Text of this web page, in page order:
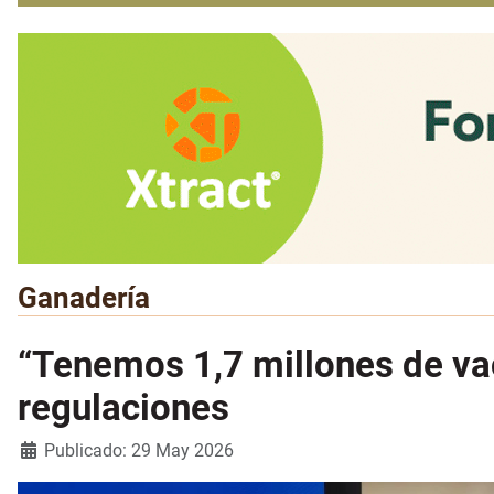
Ganadería
“Tenemos 1,7 millones de
regulaciones
Detalles
Publicado: 29 May 2026